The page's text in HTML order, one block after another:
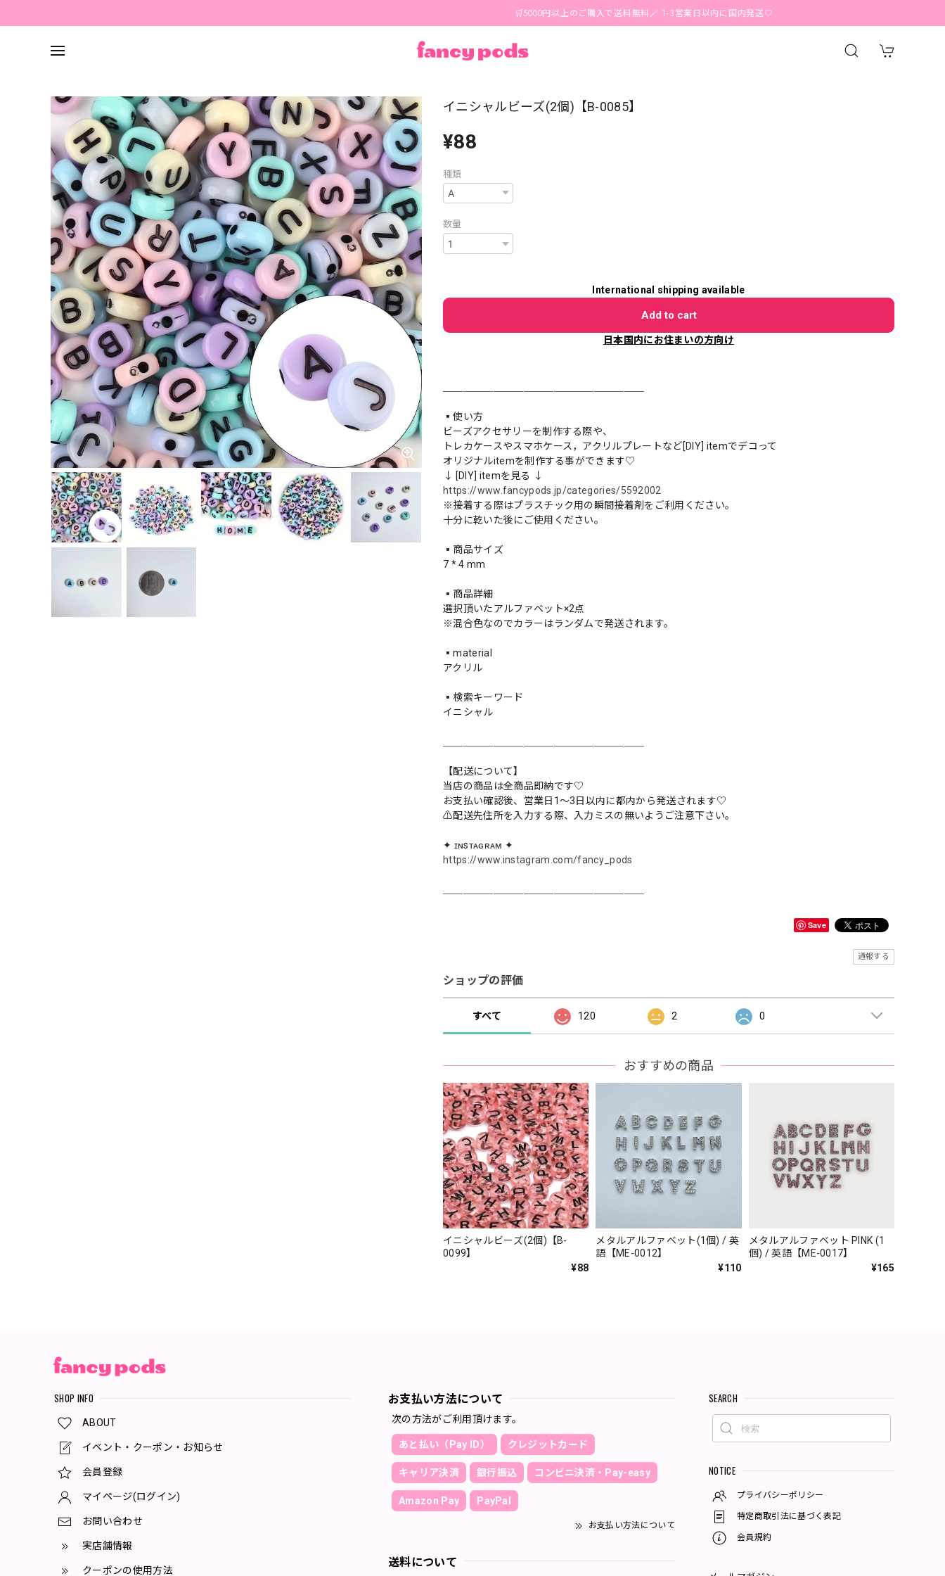
🛒5000円以上のご購入で送料無料🪄 1-3営業日以内に国内発送🤍
イニシャルビーズ(2個)【B-0085】
¥88
種類
数量
International shipping available
Add to cart
日本国内にお住まいの方向け
▪️使い方
ビーズアクセサリーを制作する際や、
トレカケースやスマホケース，アクリルプレートなど[DIY] itemでデコって
オリジナルitemを制作する事ができます♡
↓ [DIY] itemを見る ↓
https://www.fancypods.jp/categories/5592002
※接着する際はプラスチック用の瞬間接着剤をご利用ください。
十分に乾いた後にご使用ください。
▪️商品サイズ
7 * 4 mm
▪️商品詳細
選択頂いたアルファベット×2点
※混合色なのでカラーはランダムで発送されます。
▪️material
アクリル
▪️検索キーワード
イニシャル
【配送について】
当店の商品は全商品即納です♡︎
お支払い確認後、営業日1〜3日以内に都内から発送されます♡
⚠︎配送先住所を入力する際、入力ミスの無いようご注意下さい。
✦ ɪɴsᴛᴀɢʀᴀᴍ ✦
https://www.instagram.com/fancy_pods
Save
通報する
ショップの評価
すべて 120 2 0
おすすめの商品
イニシャルビーズ(2個)【B-
0099】
¥88
メタルアルファベット(1個) / 英
語【ME-0012】
¥110
メタルアルファベット PINK (1
個) / 英語【ME-0017】
¥165
SHOP INFO
ABOUT
イベント・クーポン・お知らせ
会員登録
マイページ(ログイン)
お問い合わせ
実店舗情報
クーポンの使用方法
お支払い方法について
次の方法がご利用頂けます。
あと払い（Pay ID） クレジットカード
キャリア決済 銀行振込 コンビニ決済・Pay-easy
Amazon Pay PayPal
お支払い方法について
送料について
SEARCH
NOTICE
プライバシーポリシー
特定商取引法に基づく表記
会員規約